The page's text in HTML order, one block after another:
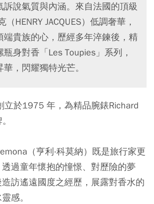
訴說氣質與內涵。來自法國的頂級
（HENRY JACQUES）低調奢華，
端貴族的心，歷經多年淬鍊後，精
身對香「Les Toupies」系列，
，閃耀獨特光芒。
立於1975 年，為精品腕錶Richard
（亨利‧科莫納）既是旅行家更
過童年懷抱的憧憬、對歷險的夢
訪遙遠國度之經歷，展露對香水的
感。